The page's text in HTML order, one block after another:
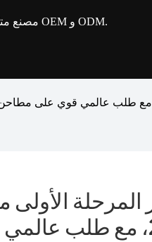
- مصنع متكامل للأجهزة الصغيرة للمطبخ مع خدمة OEM و ODM.